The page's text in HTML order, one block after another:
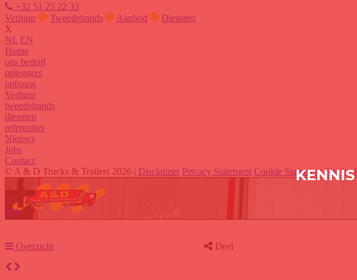
+32 51 25 22 33
Verhuur
Tweedehands Aanbod
Diensten
X
NL EN
Home
ons bedrijf
opleggers
opbouw
Verhuur
tweedehands
diensten
referenties
Nieuws
Jobs
Contact
© A & D Trucks & Trailers 2026 | Disclaimer Privacy Statement Cookie Statement Site by
Overzicht Deel